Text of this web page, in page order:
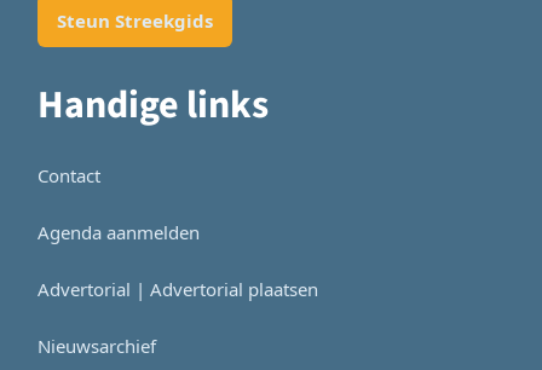
Steun Streekgids
Handige links
Contact
Agenda aanmelden
Advertorial | Advertorial plaatsen
Nieuwsarchief